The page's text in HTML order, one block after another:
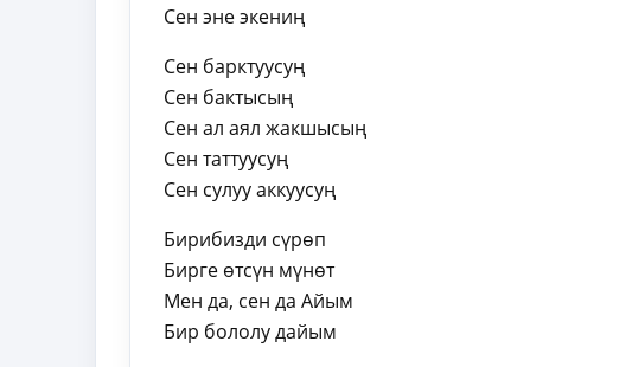
Сен эне экениң
Сен барктуусуң
Сен бактысың
Сен ал аял жакшысың
Сен таттуусуң
Сен сулуу аккуусуң
Бирибизди сүрөп
Бирге өтсүн мүнөт
Мен да, сен да Айым
Бир бололу дайым